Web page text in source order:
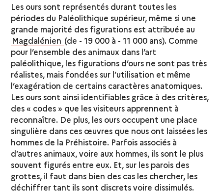
Les ours sont représentés durant toutes les
périodes du Paléolithique supérieur, même si une
grande majorité des figurations est attribuée au
Magdalénien (de - 19 000 à - 11 000 ans). Comme
pour l’ensemble des animaux dans l’art
paléolithique, les figurations d’ours ne sont pas très
réalistes, mais fondées sur l’utilisation et même
l’exagération de certains caractères anatomiques.
Les ours sont ainsi identifiables grâce à des critères,
des « codes » que les visiteurs apprennent à
reconnaître. De plus, les ours occupent une place
singulière dans ces œuvres que nous ont laissées les
hommes de la Préhistoire. Parfois associés à
d’autres animaux, voire aux hommes, ils sont le plus
souvent figurés entre eux. Et, sur les parois des
grottes, il faut dans bien des cas les chercher, les
déchiffrer tant ils sont discrets voire dissimulés.